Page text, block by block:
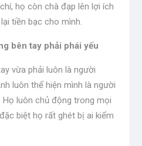
họ còn chà đạp lên lợi ích
tiền bạc cho mình.
bên tay phải phái yếu
vừa phải luôn là người
luôn thể hiện mình là người
luôn chủ động trong mọi
biệt họ rất ghét bị ai kiểm